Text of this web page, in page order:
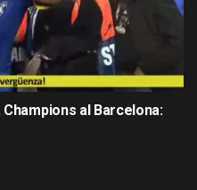
Champions al Barcelona: